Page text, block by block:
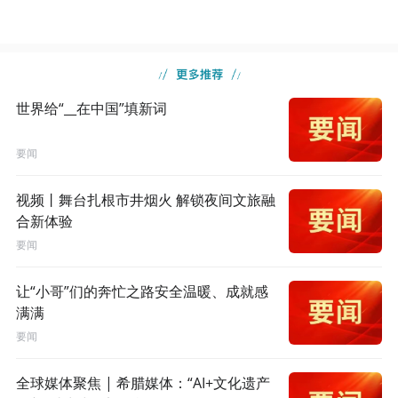
世界给“__在中国”填新词
要闻
视频丨舞台扎根市井烟火 解锁夜间文旅融
合新体验
要闻
让“小哥”们的奔忙之路安全温暖、成就感
满满
要闻
全球媒体聚焦 | 希腊媒体：“AI+文化遗产